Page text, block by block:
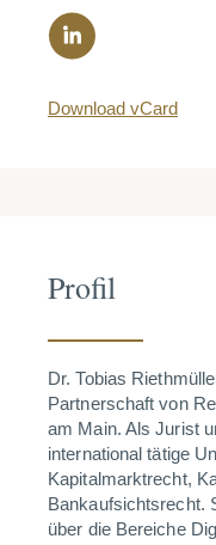
Download vCard
Profil
Dr. Tobias
Partnerschaft von
am Main. Als Jurist
international tätige
Kapitalmarktrecht,
Bankaufsichtsrecht.
über die Bereiche